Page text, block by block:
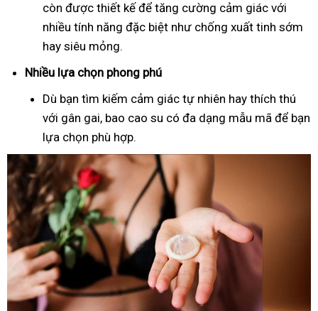
còn được thiết kế để tăng cường cảm giác với
nhiều tính năng đặc biệt như chống xuất tinh sớm
hay siêu mỏng.
Nhiều lựa chọn phong phú
Dù bạn tìm kiếm cảm giác tự nhiên hay thích thú
với gân gai, bao cao su có đa dạng mẫu mã để bạn
lựa chọn phù hợp.